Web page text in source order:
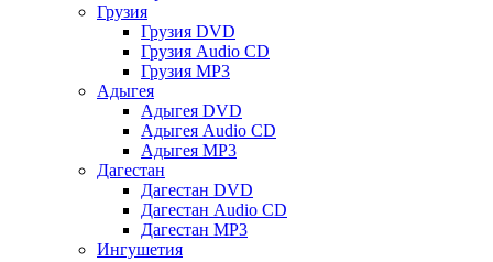
Грузия
Грузия DVD
Грузия Audio CD
Грузия MP3
Адыгея
Адыгея DVD
Адыгея Audio CD
Адыгея MP3
Дагестан
Дагестан DVD
Дагестан Audio CD
Дагестан MP3
Ингушетия